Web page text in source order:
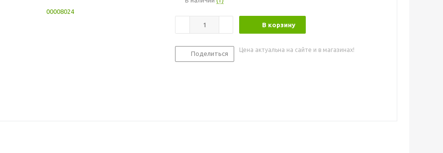
В корзину
Поделиться
Цена актуальна на сайте и в магазинах!